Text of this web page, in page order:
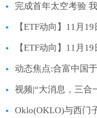
完成首年太空考验
【ETF动向】11月
动态焦点:合富中国